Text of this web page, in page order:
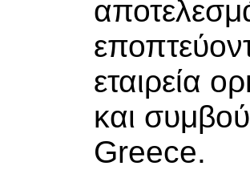
εταιρεία
και
Greece.